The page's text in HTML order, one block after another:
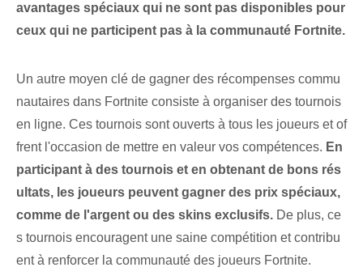
avantages spéciaux qui ne sont pas disponibles pour
ceux qui ne participent pas à la communauté Fortnite.
Un autre moyen clé de gagner des récompenses commu
nautaires dans Fortnite consiste à organiser des tournois
en ligne. Ces tournois sont ouverts à tous les joueurs et of
frent l'occasion de mettre en valeur vos compétences. En
participant à des tournois et en obtenant de bons rés
ultats, les joueurs peuvent gagner des prix spéciaux,
comme de l'argent ou des skins exclusifs. De plus, ce
s tournois encouragent une saine compétition et contribu
ent à renforcer la communauté des joueurs Fortnite.